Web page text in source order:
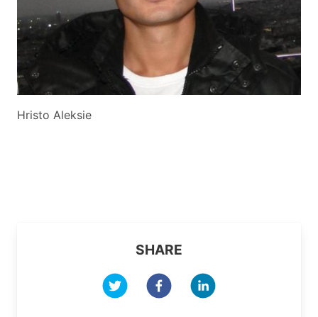
Hristo Aleksie
SHARE